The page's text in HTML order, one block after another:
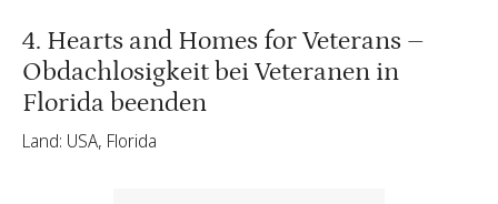
4. Hearts and Homes for Veterans –
Obdachlosigkeit bei Veteranen in
Florida beenden
Land: USA, Florida